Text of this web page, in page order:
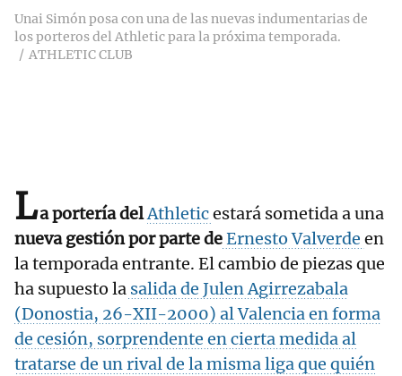
Unai Simón posa con una de las nuevas indumentarias de
los porteros del Athletic para la próxima temporada.
ATHLETIC CLUB
La portería delAthleticestará sometida a una
nueva gestión por parte deErnesto Valverde en
la temporada entrante. El cambio de piezas que
ha supuesto la salida de Julen Agirrezabala
(Donostia, 26-XII-2000) al Valencia en forma
de cesión, sorprendente en cierta medida al
tratarse de un rival de la misma liga que quién